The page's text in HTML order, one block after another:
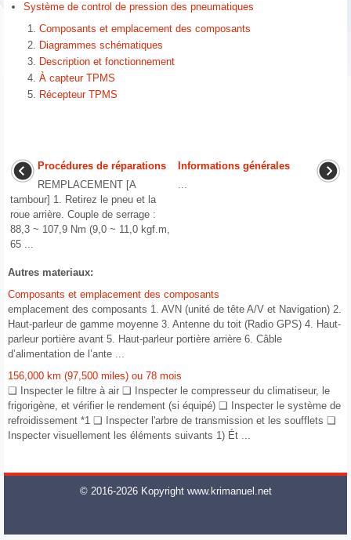
Système de control de pression des pneumatiques
Composants et emplacement des composants
Diagrammes schématiques
Description et fonctionnement
À capteur TPMS
Récepteur TPMS
Procédures de réparations
REMPLACEMENT [A
tambour] 1. Retirez le pneu et la
roue arrière. Couple de serrage :
88,3 ~ 107,9 Nm (9,0 ~ 11,0 kgf.m,
65 ...
Informations générales
...
Autres materiaux:
Composants et emplacement des composants
emplacement des composants 1. AVN (unité de tête A/V et Navigation) 2.
Haut-parleur de gamme moyenne 3. Antenne du toit (Radio GPS) 4. Haut-
parleur portière avant 5. Haut-parleur portière arrière 6. Câble
d’alimentation de l’ante ...
156,000 km (97,500 miles) ou 78 mois
❑ Inspecter le filtre à air ❑ Inspecter le compresseur du climatiseur, le
frigorigène, et vérifier le rendement (si équipé) ❑ Inspecter le système de
refroidissement *1 ❑ Inspecter l'arbre de transmission et les soufflets ❑
Inspecter visuellement les éléments suivants 1) Ét ...
© 2016-2026 Kopyright www.krimanuel.net